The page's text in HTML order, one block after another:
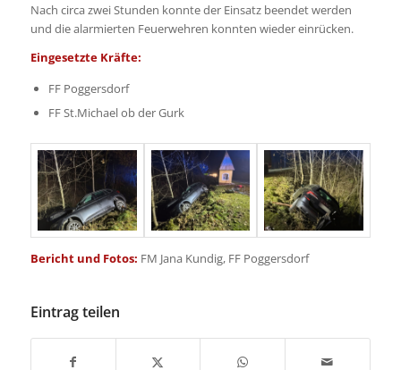
Nach circa zwei Stunden konnte der Einsatz beendet werden
und die alarmierten Feuerwehren konnten wieder einrücken.
Eingesetzte Kräfte:
FF Poggersdorf
FF St.Michael ob der Gurk
Bericht und Fotos: FM Jana Kundig, FF Poggersdorf
Eintrag teilen